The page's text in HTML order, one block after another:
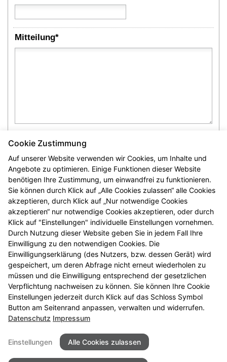
Mitteilung*
Sicherheitsabfrage*
Sicherheitscode erneuern
Ich habe dieDatenschutzhinweisezur
Kenntnis genommen.
Cookie Zustimmung
Auf unserer Website verwenden wir Cookies, um Inhalte und
Angebote zu optimieren. Einige Funktionen dieser Website
benötigen Ihre Zustimmung, um einwandfrei zu funktionieren.
Sie können durch Klick auf „Alle Cookies zulassen“ alle Cookies
akzeptieren, durch Klick auf „Nur notwendige Cookies
akzeptieren“ nur notwendige Cookies akzeptieren, oder durch
Klick auf "Einstellungen" individuelle Einstellungen vornehmen.
Durch Nutzung dieser Website geben Sie in jedem Fall Ihre
Einwilligung zu den notwendigen Cookies. Die
Einwilligungserklärung (des Nutzers, bzw. dessen Gerät) wird
gespeichert, um deren Abfrage nicht erneut wiederholen zu
müssen und die Einwilligung entsprechend der gesetzlichen
Verpflichtung nachweisen zu können. Sie können Ihre Cookie
Einstellungen jederzeit durch Klick auf das Schloss Symbol
Button am Seitenrand anpassen, verwalten und widerrufen.
Datenschutz Impressum
Einstellungen Alle Cookies zulassen